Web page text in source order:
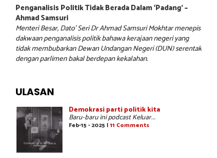
Penganalisis Politik Tidak Berada Dalam ‘Padang’ –
Ahmad Samsuri
Menteri Besar, Dato’ Seri Dr Ahmad Samsuri Mokhtar menepis
dakwaan penganalisis politik bahawa kerajaan negeri yang
tidak membubarkan Dewan Undangan Negeri (DUN) serentak
dengan parlimen bakal berdepan kekalahan.
ULASAN
Demokrasi parti politik kita
Baru-baru ini podcast Keluar...
Feb-15 - 2025 | 11 Comments